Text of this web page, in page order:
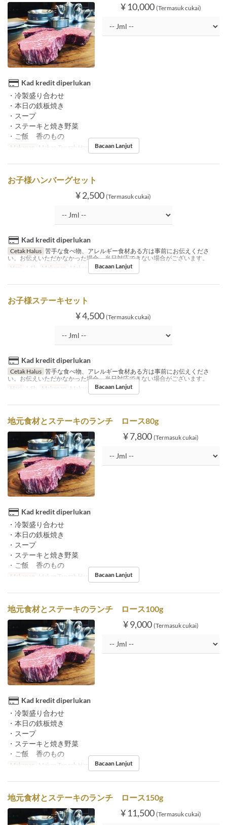
¥ 10,000 (Termasuk cukai)
Kad kredit diperlukan
・冷製盛り合わせ
・本日の鉄板焼き
・スープ
・ステーキと焼き野菜
・ご飯 香のもの
Makanan Makan Tengah Hari Bacaan Lanjut
お子様ハンバーグセット
¥ 2,500 (Termasuk cukai)
Kad kredit diperlukan
Cetak Halus 苦手な食べ物、アレルギー食材ある方は事前にお伝えくださ
い。お伝えいただかなかった場合、当日対応できない場合がございます。
Hari
J, Sb Makanan Makan Tengah Hari
Bacaan Lanjut
お子様ステーキセット
¥ 4,500 (Termasuk cukai)
Kad kredit diperlukan
Cetak Halus 苦手な食べ物、アレルギー食材ある方は事前にお伝えくださ
い。お伝えいただかなかった場合、当日対応できない場合がございます。
Hari
J, Sb Makanan Makan Tengah Hari
Bacaan Lanjut
地元食材とステーキのランチ ロース80g
¥ 7,800 (Termasuk cukai)
Kad kredit diperlukan
・冷製盛り合わせ
・本日の鉄板焼き
・スープ
・ステーキと焼き野菜
・ご飯 香のもの
Makanan Makan Tengah Hari Bacaan Lanjut
地元食材とステーキのランチ ロース100g
¥ 9,000 (Termasuk cukai)
Kad kredit diperlukan
・冷製盛り合わせ
・本日の鉄板焼き
・スープ
・ステーキと焼き野菜
・ご飯 香のもの
Makanan Makan Tengah Hari Bacaan Lanjut
地元食材とステーキのランチ ロース150g
¥ 11,500 (Termasuk cukai)